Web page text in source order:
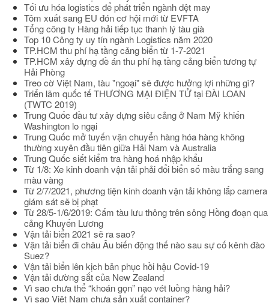
Tối ưu hóa logistics để phát triển ngành dệt may
Tôm xuất sang EU đón cơ hội mới từ EVFTA
Tổng công ty Hàng hải tiếp tục thanh lý tàu già
Top 10 Công ty uy tín ngành Logistics năm 2020
TP.HCM thu phí hạ tầng cảng biển từ 1-7-2021
TP.HCM xây dựng đề án thu phí hạ tầng cảng biển tương tự
Hải Phòng
Treo cờ Việt Nam, tàu "ngoại" sẽ được hưởng lợi những gì?
Triển lãm quốc tế THƯƠNG MẠI ĐIỆN TỬ tại ĐÀI LOAN
(TWTC 2019)
Trung Quốc đầu tư xây dựng siêu cảng ở Nam Mỹ khiến
Washington lo ngại
Trung Quốc mở tuyến vận chuyển hàng hóa hàng không
thường xuyên đầu tiên giữa Hải Nam và Australia
Trung Quốc siết kiểm tra hàng hoá nhập khẩu
Từ 1/8: Xe kinh doanh vận tải phải đổi biển số màu trắng sang
màu vàng
Từ 2/7/2021, phương tiện kinh doanh vận tải không lắp camera
giám sát sẽ bị phạt
Từ 28/5-1/6/2019: Cấm tàu lưu thông trên sông Hồng đoạn qua
cảng Khuyến Lương
Vận tải biển 2021 sẽ ra sao?
Vận tải biển đi châu Âu biến động thế nào sau sự cố kênh đào
Suez?
Vận tải biển lên kịch bản phục hồi hậu Covid-19
Vận tải đường sắt của New Zealand
Vì sao chưa thể “khoán gọn” nạo vét luồng hàng hải?
Vì sao Việt Nam chưa sản xuất container?